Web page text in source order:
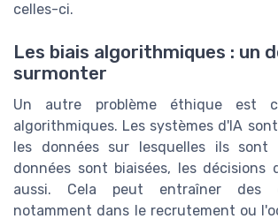
celles-ci.
Les biais algorithmiques : un
surmonter
Un autre problème éthique est
algorithmiques. Les systèmes d'IA
les données sur lesquelles ils sont
données sont biaisées, les décisions
aussi. Cela peut entraîner des
notamment dans le recrutement ou